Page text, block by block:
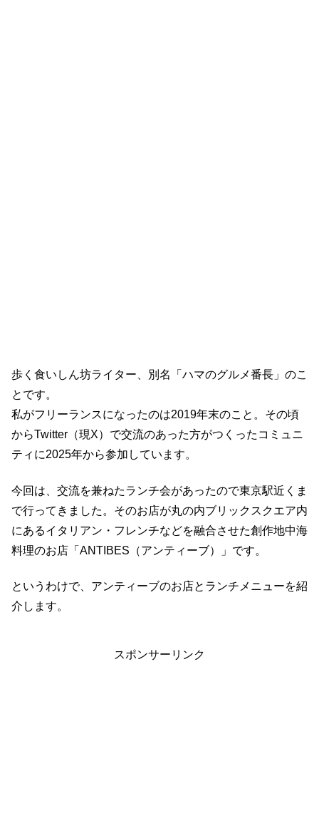
歩く食いしん坊ライター、別名「ハマのグルメ番長」のこ
とです。
私がフリーランスになったのは2019年末のこと。その頃
からTwitter（現X）で交流のあった方がつくったコミュニ
ティに2025年から参加しています。
今回は、交流を兼ねたランチ会があったので東京駅近くま
で行ってきました。そのお店が丸の内ブリックスクエア内
にあるイタリアン・フレンチなどを融合させた創作地中海
料理のお店「ANTIBES（アンティーブ）」です。
というわけで、アンティーブのお店とランチメニューを紹
介します。
スポンサーリンク